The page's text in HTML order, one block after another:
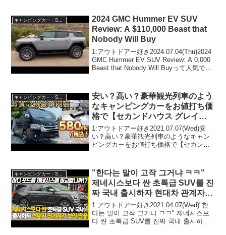
キャンピングカー・SUV人気車種
2024 GMC Hummer EV SUV
Review: A $110,000 Beast that
Nobody Will Buy
1:アウトドアー好き2024.07.04(Thu)2024
GMC Hummer EV SUV Review: A 0,000
Beast that Nobody Will Buyって人気で話
安い？高い？豪華観光列車のよう
なキャンピングカーをお値打ち価
格で【セカンドハウス グレイス
プレミアム ハイエース】
1:アウトドアー好き2021.07.07(Wed)安
い？高い？豪華観光列車のようなキャン
ピングカーをお値打ち価格で【セカンド
で！！2:アウトドアー好き2021.07....
キャンピングカー・SUV人気車種
"한다는 말이 고작 그거냐 ㅋㅋ"
제네시스보다 싼 초특급 SUV를 진
짜 국내 출시하자 현대차 관계자가
보인 현실 반응, 결국 네티즌들 "아
직 정신 못차렸네" 소리까지 나온
이유는요
1:アウトドアー好き2021.04.07(Wed)"한
다는 말이 고작 그거냐 ㅋㅋ" 제네시스보
다 싼 초특급 SUV를 진짜 국내 출시하자